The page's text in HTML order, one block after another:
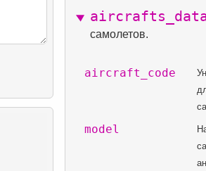
самолетов.
aircraft_code
model